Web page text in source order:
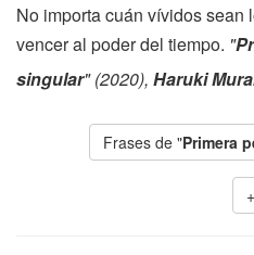
No importa cuán vívidos sean
vencer al poder del tiempo. "
singular" (2020), Haruki
Frases de "Primera